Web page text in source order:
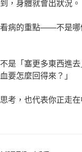
，身體就會出狀況。
病的重點——不是哪
是「塞更多東西進
要怎麼回得來？」
考，也代表你正走在